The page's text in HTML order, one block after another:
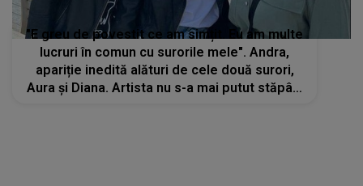
"E greu de povestit ce am simțit. Eu am multe
lucruri în comun cu surorile mele". Andra,
apariție inedită alături de cele două surori,
Aura şi Diana. Artista nu s-a mai putut stăpâni